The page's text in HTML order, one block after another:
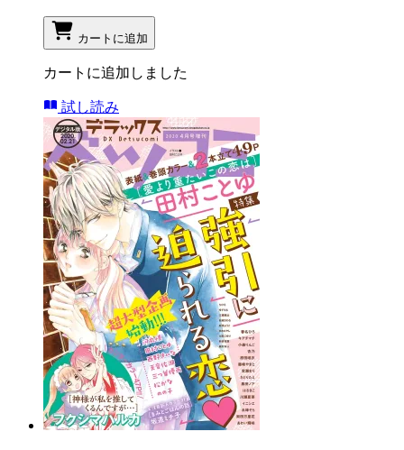
カートに追加
カートに追加しました
試し読み